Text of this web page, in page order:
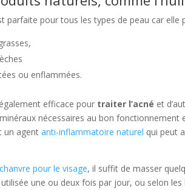
parfaite pour tous les types de peau car elle
ou enflammées.
efficace pour traiter l’acné et
nécessaires au bon fonctionnement
un agentanti-inflammatoire naturel qui peut
pour le visage, il suffit de masser
une ou deux fois par jour, ou selon les